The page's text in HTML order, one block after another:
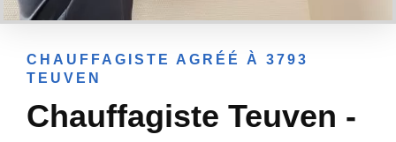
CHAUFFAGISTE AGRÉÉ À 3793
TEUVEN
Chauffagiste Teuven -